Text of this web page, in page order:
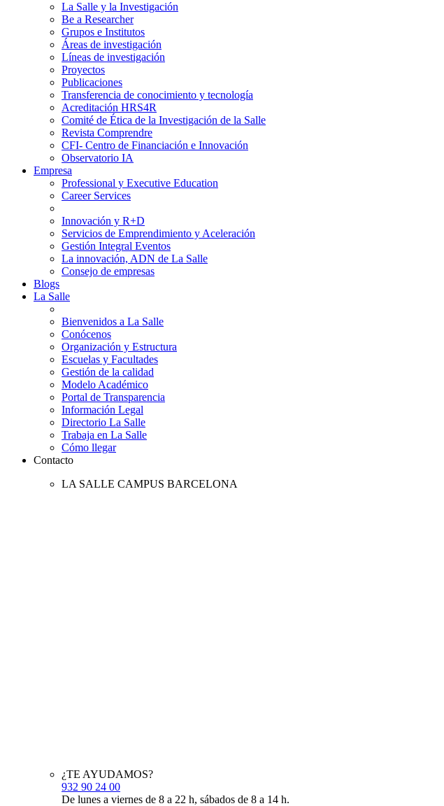
La Salle y la Investigación
Be a Researcher
Grupos e Institutos
Áreas de investigación
Líneas de investigación
Proyectos
Publicaciones
Transferencia de conocimiento y tecnología
Acreditación HRS4R
Comité de Ética de la Investigación de la Salle
Revista Comprendre
CFI- Centro de Financiación e Innovación
Observatorio IA
Empresa
Professional y Executive Education
Career Services
Innovación y R+D
Servicios de Emprendimiento y Aceleración
Gestión Integral Eventos
La innovación, ADN de La Salle
Consejo de empresas
Blogs
La Salle
Bienvenidos a La Salle
Conócenos
Organización y Estructura
Escuelas y Facultades
Gestión de la calidad
Modelo Académico
Portal de Transparencia
Información Legal
Directorio La Salle
Trabaja en La Salle
Cómo llegar
Contacto
LA SALLE CAMPUS BARCELONA
¿TE AYUDAMOS?
932 90 24 00
De lunes a viernes de 8 a 22 h, sábados de 8 a 14 h.